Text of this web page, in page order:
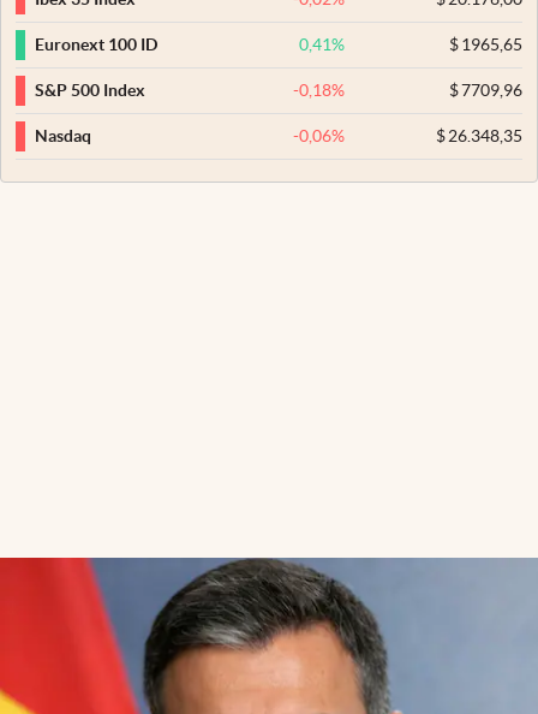
Euronext 100 ID 0,41% $1965,65
S&P 500 Index -0,18% $7709,96
Nasdaq -0,06% $26.348,35